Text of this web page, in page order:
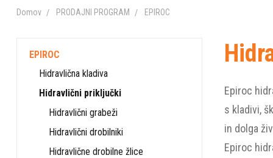
Domov PRODAJNI PROGRAM EPIROC
EPIROC
Hidravlična kladiva
Hidravlični priključki
Hidravlični grabeži
Hidravlični drobilniki
Hidravlične drobilne žlice
Epiroc
s kladivi,
in dolga
Epiroc